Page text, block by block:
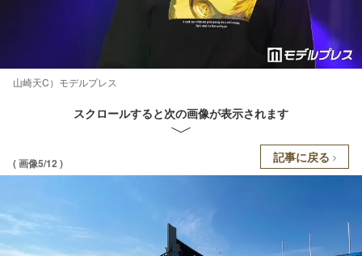
山崎天C）モデルプレス
スクロールすると次の画像が表示されます
( 画像5/12 ) 記事に戻る